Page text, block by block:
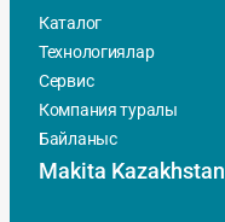
Каталог
Технологиялар
Сервис
Компания туралы
Байланыс
Makita Kazakhstan